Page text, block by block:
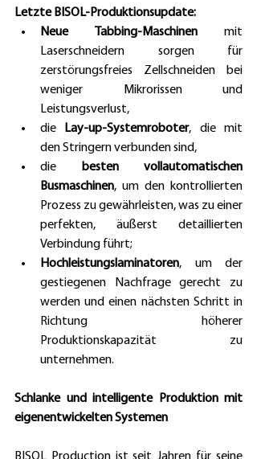
Letzte BISOL-Produktionsupdate:
Neue Tabbing-Maschinen mit
Laserschneidern sorgen für
zerstörungsfreies Zellschneiden bei
weniger Mikrorissen und
Leistungsverlust,
die
Lay-up-Systemroboter, die mit
den Stringern verbunden sind,
die
besten vollautomatischen
Busmaschinen, um den kontrollierten
Prozess zu gewährleisten, was zu einer
perfekten, äußerst detaillierten
Verbindung führt;
Hochleistungslaminatoren, um der
gestiegenen Nachfrage gerecht zu
werden und einen nächsten Schritt in
Richtung höherer
Produktionskapazität zu
unternehmen.
Schlanke und intelligente Produktion mit
eigenentwickelten Systemen